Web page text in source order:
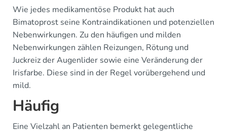
Wie jedes medikamentöse Produkt hat auch
Bimatoprost seine Kontraindikationen und potenziellen
Nebenwirkungen. Zu den häufigen und milden
Nebenwirkungen zählen Reizungen, Rötung und
Juckreiz der Augenlider sowie eine Veränderung der
Irisfarbe. Diese sind in der Regel vorübergehend und
mild.
Häufig
Eine Vielzahl an Patienten bemerkt gelegentliche